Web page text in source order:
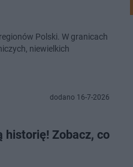
Polski. W granicach
niewielkich
dodano 16-7-2026
historię! Zobacz, co